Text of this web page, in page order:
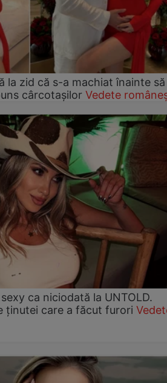
la zid că s-a machiat înainte să
cârcotașilor Vedete
ca niciodată la UNTOLD.
ținutei care a făcut furori